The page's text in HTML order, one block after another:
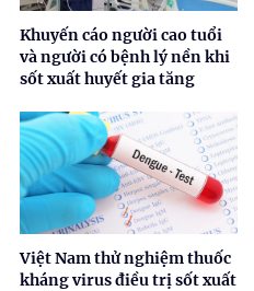
Khuyến cáo người cao tuổi
và người có bệnh lý nền khi
sốt xuất huyết gia tăng
Việt Nam thử nghiệm thuốc
kháng virus điều trị sốt xuất